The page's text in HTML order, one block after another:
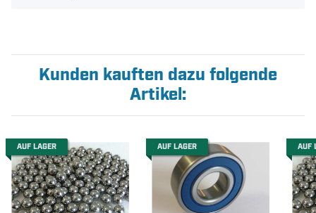
Kunden kauften dazu folgende
Artikel:
AUF LAGER AUF LAGER AUF